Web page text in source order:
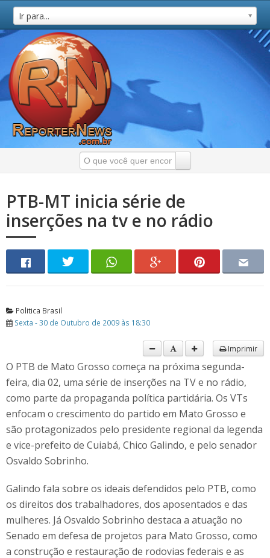
Ir para...
PTB-MT inicia série de
inserções na tv e no rádio
Politica Brasil
Sexta - 30 de Outubro de 2009 às 18:30
Imprimir
O PTB de Mato Grosso começa na próxima segunda-
feira, dia 02, uma série de inserções na TV e no rádio,
como parte da propaganda política partidária. Os VTs
enfocam o crescimento do partido em Mato Grosso e
são protagonizados pelo presidente regional da legenda
e vice-prefeito de Cuiabá, Chico Galindo, e pelo senador
Osvaldo Sobrinho.
Galindo fala sobre os ideais defendidos pelo PTB, como
os direitos dos trabalhadores, dos aposentados e das
mulheres. Já Osvaldo Sobrinho destaca a atuação no
Senado em defesa de projetos para Mato Grosso, como
a construção e restauração de rodovias federais e as